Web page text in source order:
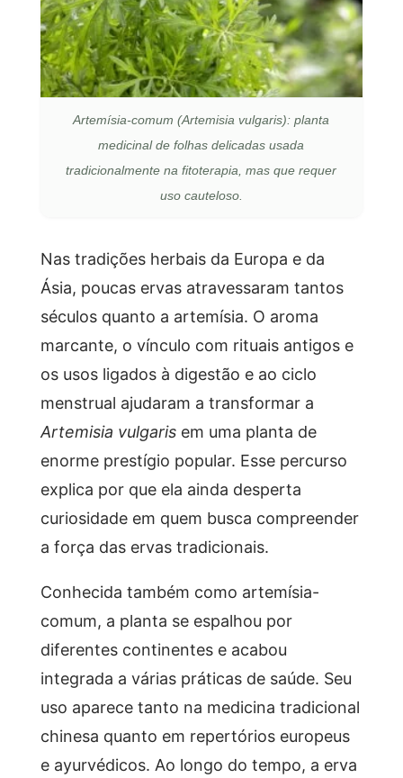
Artemísia-comum (Artemisia vulgaris): planta
medicinal de folhas delicadas usada
tradicionalmente na fitoterapia, mas que requer
uso cauteloso.
Nas tradições herbais da Europa e da
Ásia, poucas ervas atravessaram tantos
séculos quanto a artemísia. O aroma
marcante, o vínculo com rituais antigos e
os usos ligados à digestão e ao ciclo
menstrual ajudaram a transformar a
Artemisia vulgarisem uma planta de
enorme prestígio popular. Esse percurso
explica por que ela ainda desperta
curiosidade em quem busca compreender
a força das ervas tradicionais.
Conhecida também como artemísia-
comum, a planta se espalhou por
diferentes continentes e acabou
integrada a várias práticas de saúde. Seu
uso aparece tanto na medicina tradicional
chinesa quanto em repertórios europeus
e ayurvédicos. Ao longo do tempo, a erva